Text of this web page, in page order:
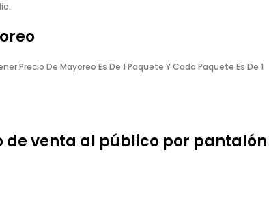
Precio De Mayoreo Es De 1 Paquete Y Cada Paquete Es De 1
de venta al público por pantalón